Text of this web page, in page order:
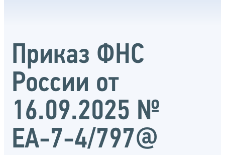
Приказ ФНС
России от
16.09.2025 №
ЕА-7-4/797@